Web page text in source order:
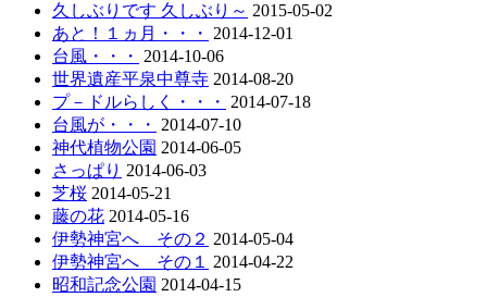
久しぶりです 久しぶり～ 2015-05-02
あと！１ヵ月・・・
2014-12-01
台風・・・
2014-10-06
世界遺産平泉中尊寺 2014-08-20
プ－ドルらしく・・・
2014-07-18
台風が・・・
2014-07-10
神代植物公園 2014-06-05
さっぱり 2014-06-03
芝桜 2014-05-21
藤の花 2014-05-16
伊勢神宮へ その２ 2014-05-04
伊勢神宮へ その１
2014-04-22
昭和記念公園 2014-04-15